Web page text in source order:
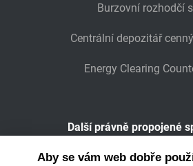
Burzovní rozhodčí
Centrální depozitář
Energy Clearing
Další právně propojené
Wiener Börse
Aby se vám web dobře